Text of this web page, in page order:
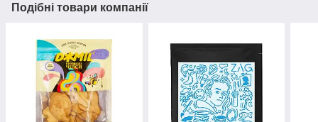
Подібні товари компанії